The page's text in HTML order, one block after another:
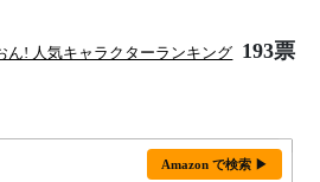
ん! 人気キャラクターランキング 193票
Amazon で検索 ▶